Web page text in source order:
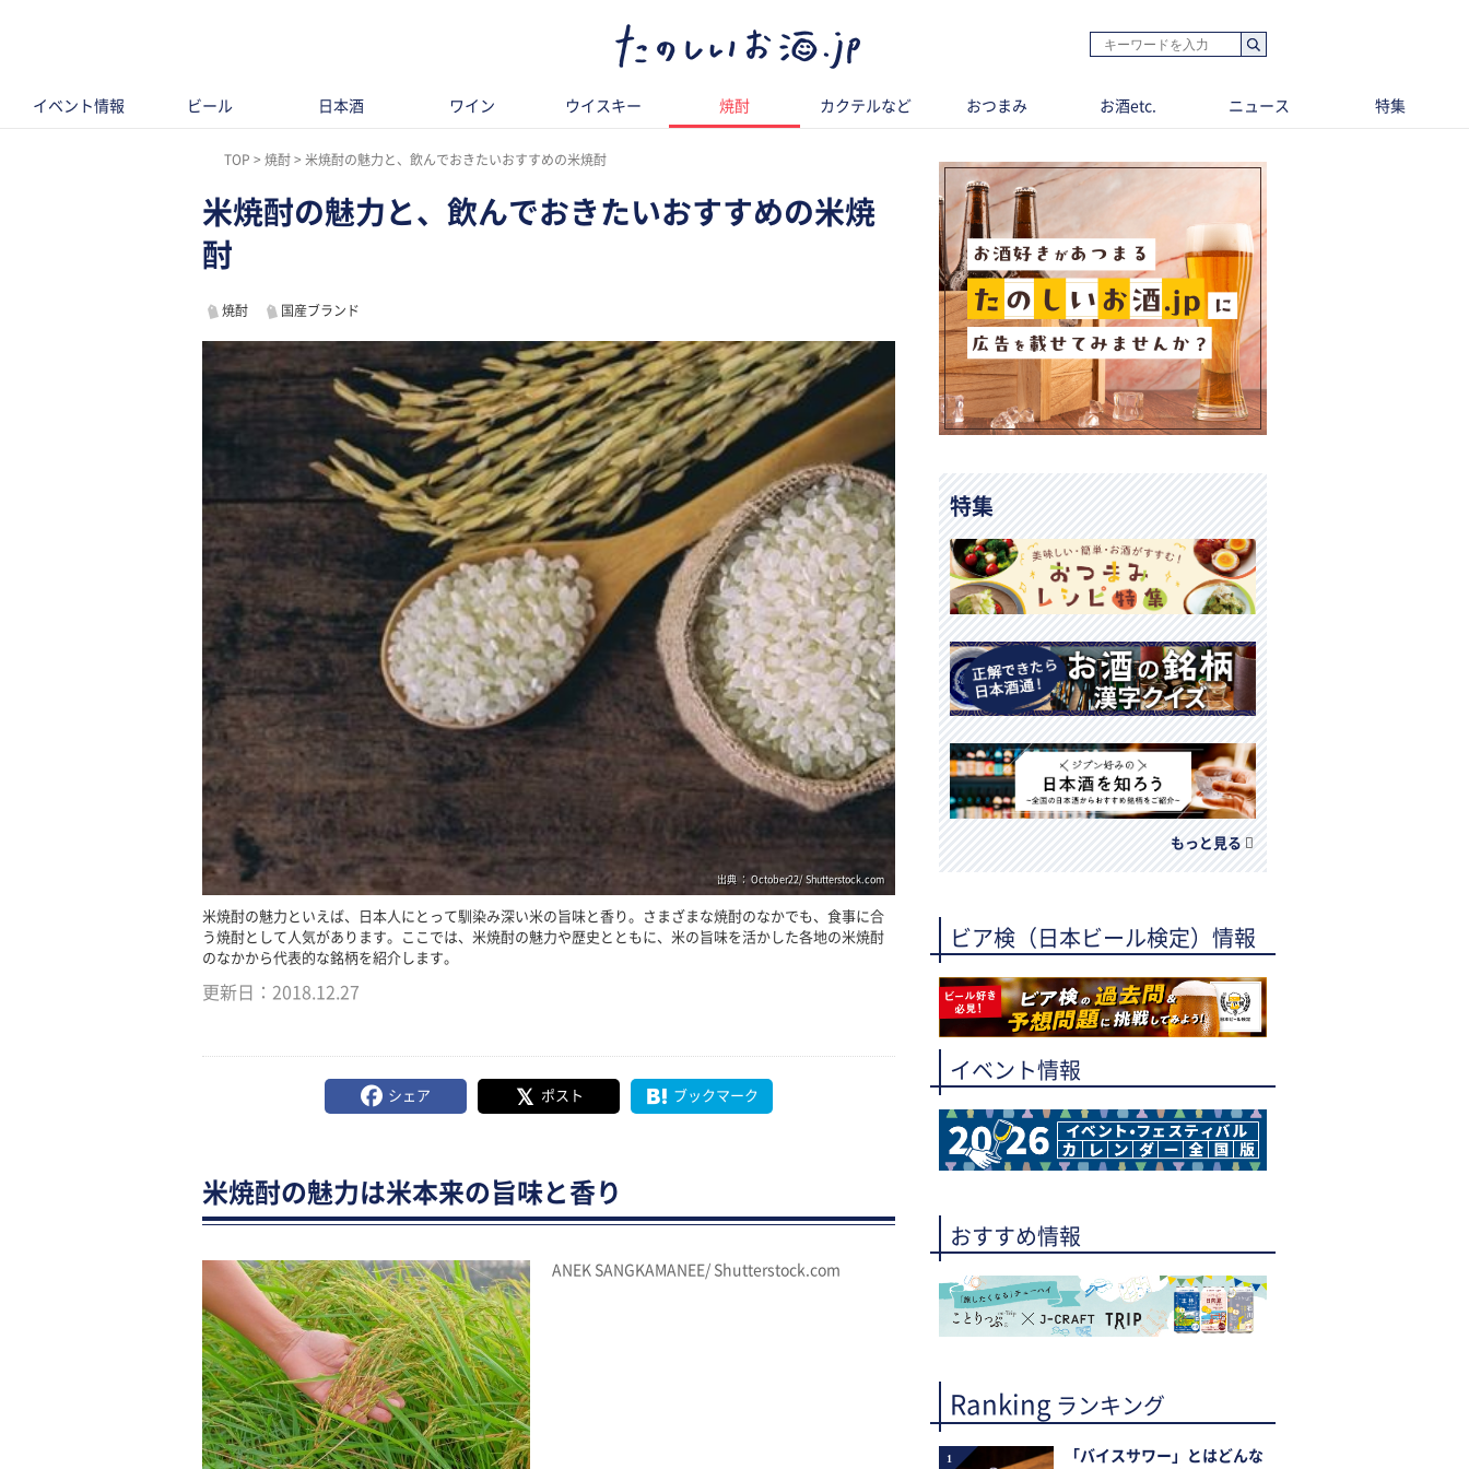
イベント情報 ビール 日本酒 ワイン ウイスキー 焼酎 カクテルなど おつまみ お酒etc. ニュース 特集
TOP 焼酎 米焼酎の魅力と、飲んでおきたいおすすめの米焼酎
米焼酎の魅力と、飲んでおきたいおすすめの米焼
酎
焼酎 国産ブランド
出典 ： October22/ Shutterstock.com
米焼酎の魅力といえば、日本人にとって馴染み深い米の旨味と香り。さまざまな焼酎のなかでも、食事に合
う焼酎として人気があります。ここでは、米焼酎の魅力や歴史とともに、米の旨味を活かした各地の米焼酎
のなかから代表的な銘柄を紹介します。
更新日： 2018.12.27
シェア ポスト ブックマーク
米焼酎の魅力は米本来の旨味と香り
ANEK SANGKAMANEE/ Shutterstock.com
特集
もっと見る
ビア検（日本ビール検定）情報
イベント情報
おすすめ情報
Ranking ランキング
1 「バイスサワー」とはどんな